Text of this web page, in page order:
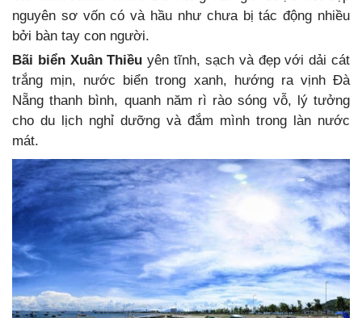
nguyên sơ vốn có và hầu như chưa bị tác động nhiều
bởi bàn tay con người.
Bãi biển Xuân Thiều yên tĩnh, sạch và đẹp với dải cát
trắng mịn, nước biển trong xanh, hướng ra vịnh Đà
Nẵng thanh bình, quanh năm rì rào sóng vỗ, lý tưởng
cho du lịch nghỉ dưỡng và đắm mình trong làn nước
mát.